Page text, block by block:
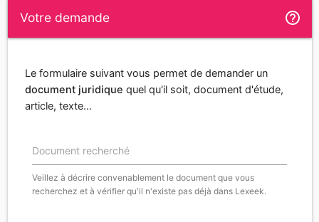
Votre demande help_outline
Le formulaire suivant vous permet de demander un
document juridique quel qu'il soit, document d'étude,
article, texte...
Document recherché
Veillez à décrire convenablement le document que vous
recherchez et à vérifier qu'il n'existe pas déjà dans Lexeek.